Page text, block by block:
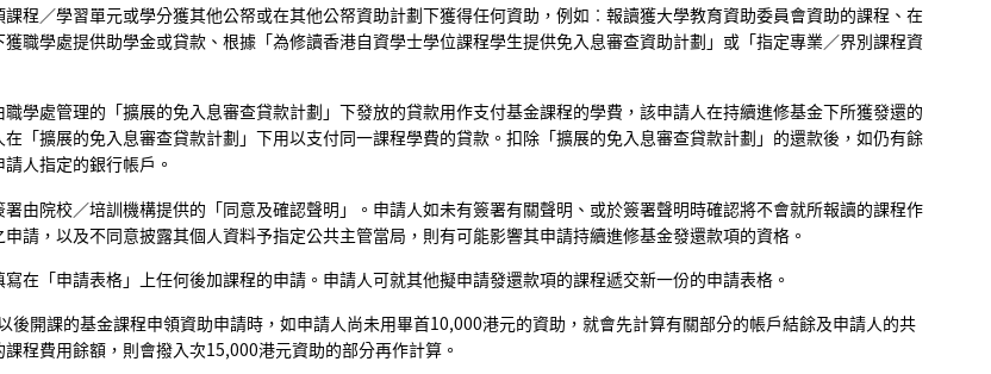
程／學習單元或學分獲其他公帑或在其他公帑資助計劃下獲得任何資助，例如︰報讀獲大學教育資助委員會資助的課程、在
獲職學處提供助學金或貸款、根據「為修讀香港自資學士學位課程學生提供免入息審查資助計劃」或「指定專業／界別課程資
學處管理的「擴展的免入息審查貸款計劃」下發放的貸款用作支付基金課程的學費，該申請人在持續進修基金下所獲發還的
「擴展的免入息審查貸款計劃」下用以支付同一課程學費的貸款。扣除「擴展的免入息審查貸款計劃」的還款後，如仍有餘
人指定的銀行帳戶。
由院校／培訓機構提供的「同意及確認聲明」。申請人如未有簽署有關聲明、或於簽署聲明時確認將不會就所報讀的課程作
請，以及不同意披露其個人資料予指定公共主管當局，則有可能影響其申請持續進修基金發還款項的資格。
在「申請表格」上任何後加課程的申請。申請人可就其他擬申請發還款項的課程遞交新一份的申請表格。
後開課的基金課程申領資助申請時，如申請人尚未用畢首10,000港元的資助，就會先計算有關部分的帳戶結餘及申請人的共
程費用餘額，則會撥入次15,000港元資助的部分再作計算。